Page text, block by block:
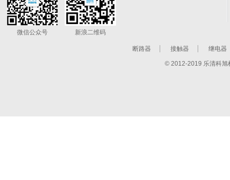
微信公众号 新浪二维码
断路器 接触器 继电器
© 2012-2019 乐清科旭